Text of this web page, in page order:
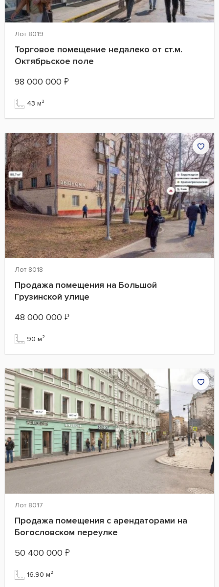
Лот 8019
Торговое помещение недалеко от ст.м.
Октябрьское поле
98 000 000 ₽
43 м²
Лот 8018
Продажа помещения на Большой
Грузинской улице
48 000 000 ₽
90 м²
Лот 8017
Продажа помещения с арендаторами на
Богословском переулке
50 400 000 ₽
16.90 м²